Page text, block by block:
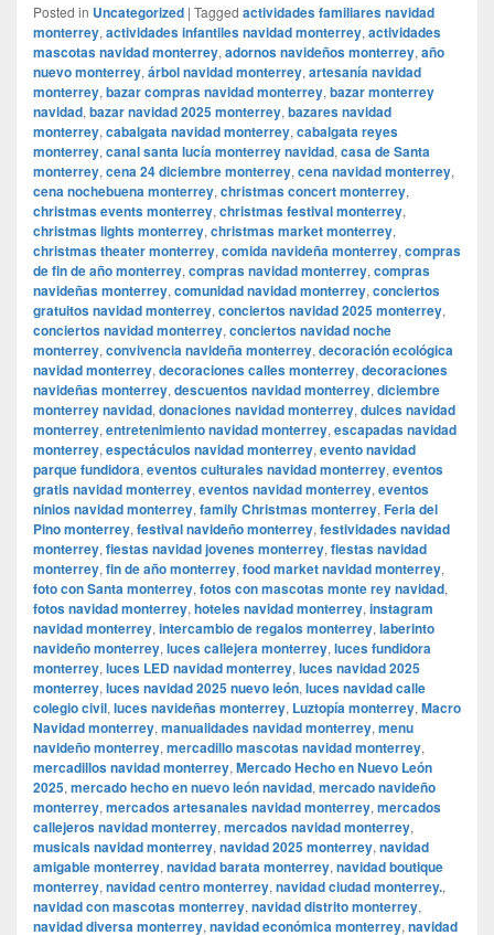
Posted in Uncategorized | Tagged actividades familiares navidad
monterrey, actividades infantiles navidad monterrey, actividades
mascotas navidad monterrey, adornos navideños monterrey, año
nuevo monterrey, árbol navidad monterrey, artesanía navidad
monterrey, bazar compras navidad monterrey, bazar monterrey
navidad, bazar navidad 2025 monterrey, bazares navidad
monterrey, cabalgata navidad monterrey, cabalgata reyes
monterrey, canal santa lucía monterrey navidad, casa de Santa
monterrey, cena 24 diciembre monterrey, cena navidad monterrey,
cena nochebuena monterrey, christmas concert monterrey,
christmas events monterrey, christmas festival monterrey,
christmas lights monterrey, christmas market monterrey,
christmas theater monterrey, comida navideña monterrey, compras
de fin de año monterrey, compras navidad monterrey, compras
navideñas monterrey, comunidad navidad monterrey, conciertos
gratuitos navidad monterrey, conciertos navidad 2025 monterrey,
conciertos navidad monterrey, conciertos navidad noche
monterrey, convivencia navideña monterrey, decoración ecológica
navidad monterrey, decoraciones calles monterrey, decoraciones
navideñas monterrey, descuentos navidad monterrey, diciembre
monterrey navidad, donaciones navidad monterrey, dulces navidad
monterrey, entretenimiento navidad monterrey, escapadas navidad
monterrey, espectáculos navidad monterrey, evento navidad
parque fundidora, eventos culturales navidad monterrey, eventos
gratis navidad monterrey, eventos navidad monterrey, eventos
ninios navidad monterrey, family Christmas monterrey, Feria del
Pino monterrey, festival navideño monterrey, festividades navidad
monterrey, fiestas navidad jovenes monterrey, fiestas navidad
monterrey, fin de año monterrey, food market navidad monterrey,
foto con Santa monterrey, fotos con mascotas monte rey navidad,
fotos navidad monterrey, hoteles navidad monterrey, instagram
navidad monterrey, intercambio de regalos monterrey, laberinto
navideño monterrey, luces callejera monterrey, luces fundidora
monterrey, luces LED navidad monterrey, luces navidad 2025
monterrey, luces navidad 2025 nuevo león, luces navidad calle
colegio civil, luces navideñas monterrey, Luztopía monterrey, Macro
Navidad monterrey, manualidades navidad monterrey, menu
navideño monterrey, mercadillo mascotas navidad monterrey,
mercadillos navidad monterrey, Mercado Hecho en Nuevo León
2025, mercado hecho en nuevo león navidad, mercado navideño
monterrey, mercados artesanales navidad monterrey, mercados
callejeros navidad monterrey, mercados navidad monterrey,
musicals navidad monterrey, navidad 2025 monterrey, navidad
amigable monterrey, navidad barata monterrey, navidad boutique
monterrey, navidad centro monterrey, navidad ciudad monterrey.,
navidad con mascotas monterrey, navidad distrito monterrey,
navidad diversa monterrey, navidad económica monterrey, navidad